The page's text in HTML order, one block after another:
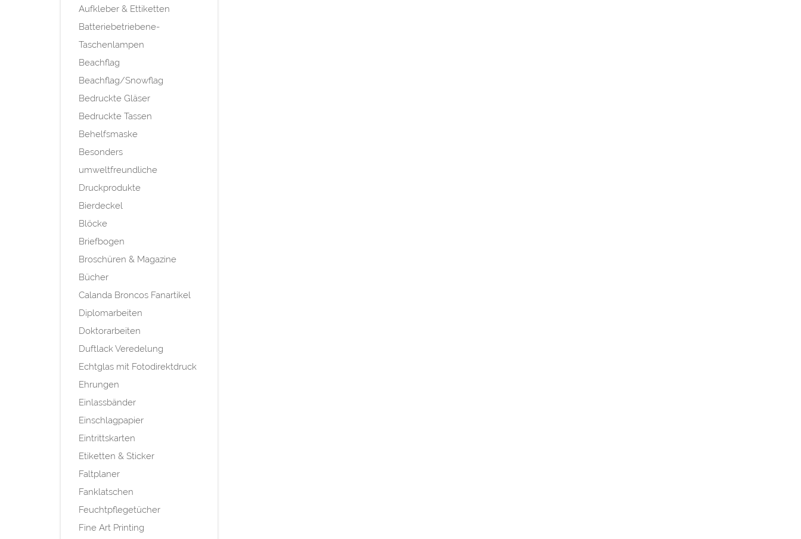
Aufkleber & Ettiketten
Batteriebetriebene-
Taschenlampen
Beachflag
Beachflag/Snowflag
Bedruckte Gläser
Bedruckte Tassen
Behelfsmaske
Besonders
umweltfreundliche
Druckprodukte
Bierdeckel
Blöcke
Briefbogen
Broschüren & Magazine
Bücher
Calanda Broncos Fanartikel
Diplomarbeiten
Doktorarbeiten
Duftlack Veredelung
Echtglas mit Fotodirektdruck
Ehrungen
Einlassbänder
Einschlagpapier
Eintrittskarten
Etiketten & Sticker
Faltplaner
Fanklatschen
Feuchtpflegetücher
Fine Art Printing